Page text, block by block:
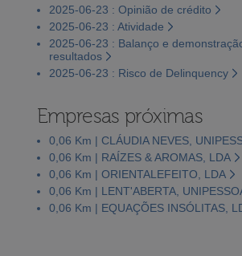
2025-06-23 : Opinião de crédito
2025-06-23 : Atividade
2025-06-23 : Balanço e
resultados
2025-06-23 : Risco de Delinquency
Empresas próximas
0,06 Km | CLÁUDIA NEVES,
0,06 Km | RAÍZES & AROMAS, LDA
0,06 Km | ORIENTALEFEITO, LDA
0,06 Km | LENT'ABERTA,
0,06 Km | EQUAÇÕES INSÓLITAS,